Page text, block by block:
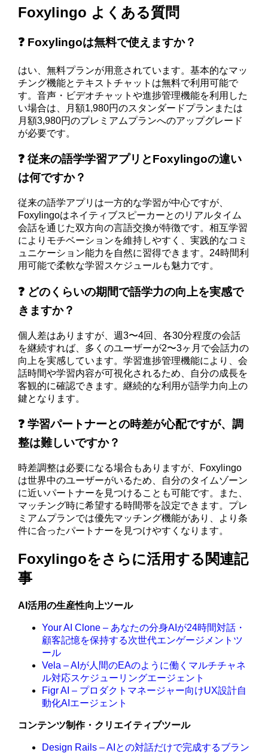
Foxylingo よくある質問
❓ Foxylingoは無料で使えますか？
はい、無料プランが用意されています。基本的なマッ
チング機能とテキストチャットは無料で利用可能で
す。音声・ビデオチャットや進捗管理機能を利用した
い場合は、月額1,980円のスタンダードプランまたは
月額3,980円のプレミアムプランへのアップグレード
が必要です。
❓ 従来の語学学習アプリとFoxylingoの違い
は何ですか？
従来の語学アプリは一方的な学習が中心ですが、
Foxylingoはネイティブスピーカーとのリアルタイム
会話を通じた双方向の言語交換が特徴です。相互学習
によりモチベーションを維持しやすく、実践的なコミ
ュニケーション能力を自然に習得できます。24時間利
用可能で柔軟な学習スケジュールも魅力です。
❓ どのくらいの期間で語学力の向上を実感で
きますか？
個人差はありますが、週3〜4回、各30分程度の会話
を継続すれば、多くのユーザーが2〜3ヶ月で会話力の
向上を実感しています。学習進捗管理機能により、会
話時間や学習内容が可視化されるため、自分の成長を
客観的に確認できます。継続的な利用が語学力向上の
鍵となります。
❓ 学習パートナーとの時差が心配ですが、調
整は難しいですか？
時差調整は必要になる場合もありますが、Foxylingo
は世界中のユーザーがいるため、自分のタイムゾーン
に近いパートナーを見つけることも可能です。また、
マッチング時に希望する時間帯を設定できます。プレ
ミアムプランでは優先マッチング機能があり、より条
件に合ったパートナーを見つけやすくなります。
Foxylingoをさらに活用する関連記
事
AI活用の生産性向上ツール
Your AI Clone – あなたの分身AIが24時間対話・
顧客記憶を保持する次世代エンゲージメントツ
ール
Vela – AIが人間のEAのように働くマルチチャネ
ル対応スケジューリングエージェント
Figr AI – プロダクトマネージャー向けUX設計自
動化AIエージェント
コンテンツ制作・クリエイティブツール
Design Rails – AIとの対話だけで完成するブラン